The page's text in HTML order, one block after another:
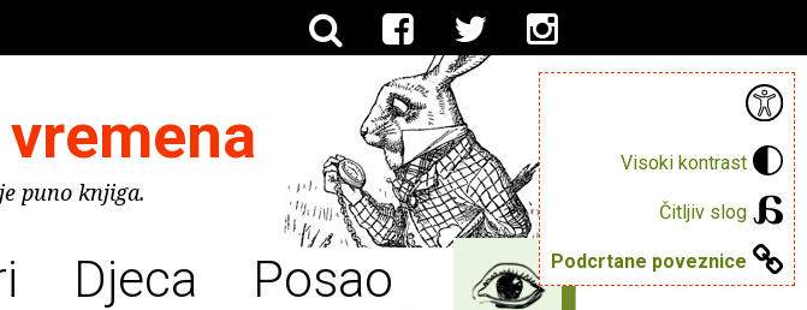
Visoki kontrast
Čitljiv slog
Podcrtane poveznice
puno knjiga.
Djeca Posao